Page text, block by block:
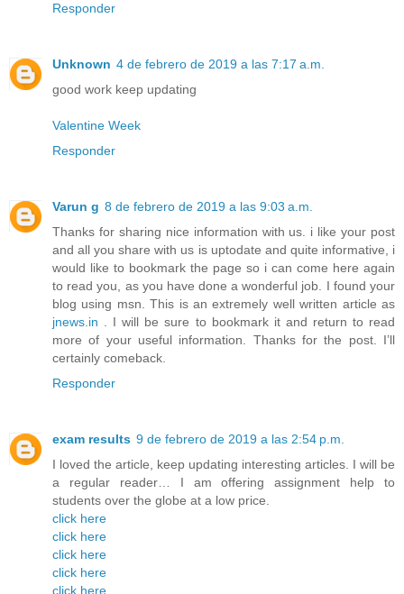
Responder
Unknown 4 de febrero de 2019 a las 7:17 a.m.
good work keep updating
Valentine Week
Responder
Varun g 8 de febrero de 2019 a las 9:03 a.m.
Thanks for sharing nice information with us. i like your post
and all you share with us is uptodate and quite informative, i
would like to bookmark the page so i can come here again
to read you, as you have done a wonderful job. I found your
blog using msn. This is an extremely well written article as
jnews.in . I will be sure to bookmark it and return to read
more of your useful information. Thanks for the post. I’ll
certainly comeback.
Responder
exam results 9 de febrero de 2019 a las 2:54 p.m.
I loved the article, keep updating interesting articles. I will be
a regular reader… I am offering assignment help to
students over the globe at a low price.
click here
click here
click here
click here
click here